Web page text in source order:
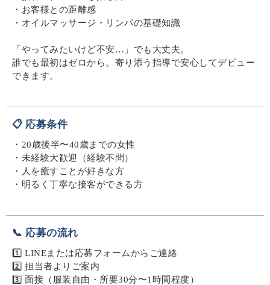
・お客様との距離感
・オイルマッサージ・リンパの基礎知識
「やってみたいけど不安…」でも大丈夫。
誰でも最初はゼロから。寄り添う指導で安心してデビュー
できます。
📋 応募条件
・20歳後半〜40歳までの女性
・未経験大歓迎（経験不問）
・人を癒すことが好きな方
・明るく丁寧な接客ができる方
📞 応募の流れ
1️⃣ LINEまたは応募フォームからご連絡
2️⃣ 担当者よりご案内
3️⃣ 面接（服装自由・所要30分〜1時間程度）